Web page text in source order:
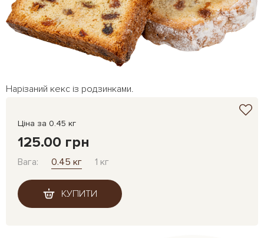
Нарізаний кекс із родзинками.
Ціна за 0.45 кг
125.00 грн
Вага: 0.45 кг 1 кг
КУПИТИ